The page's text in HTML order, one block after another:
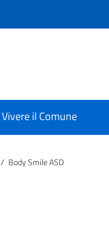
Vivere il Comune
/ Body Smile ASD